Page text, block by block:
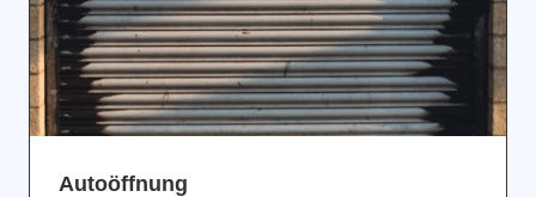
Аutoöffnung